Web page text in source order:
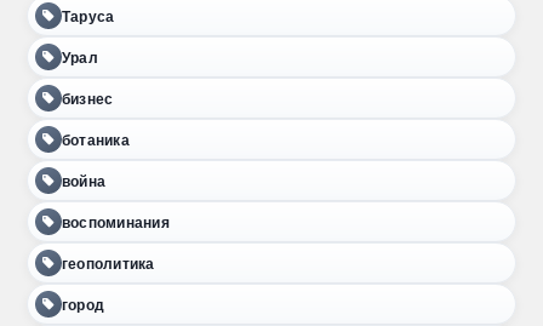
Таруса
Урал
бизнес
ботаника
война
воспоминания
геополитика
город